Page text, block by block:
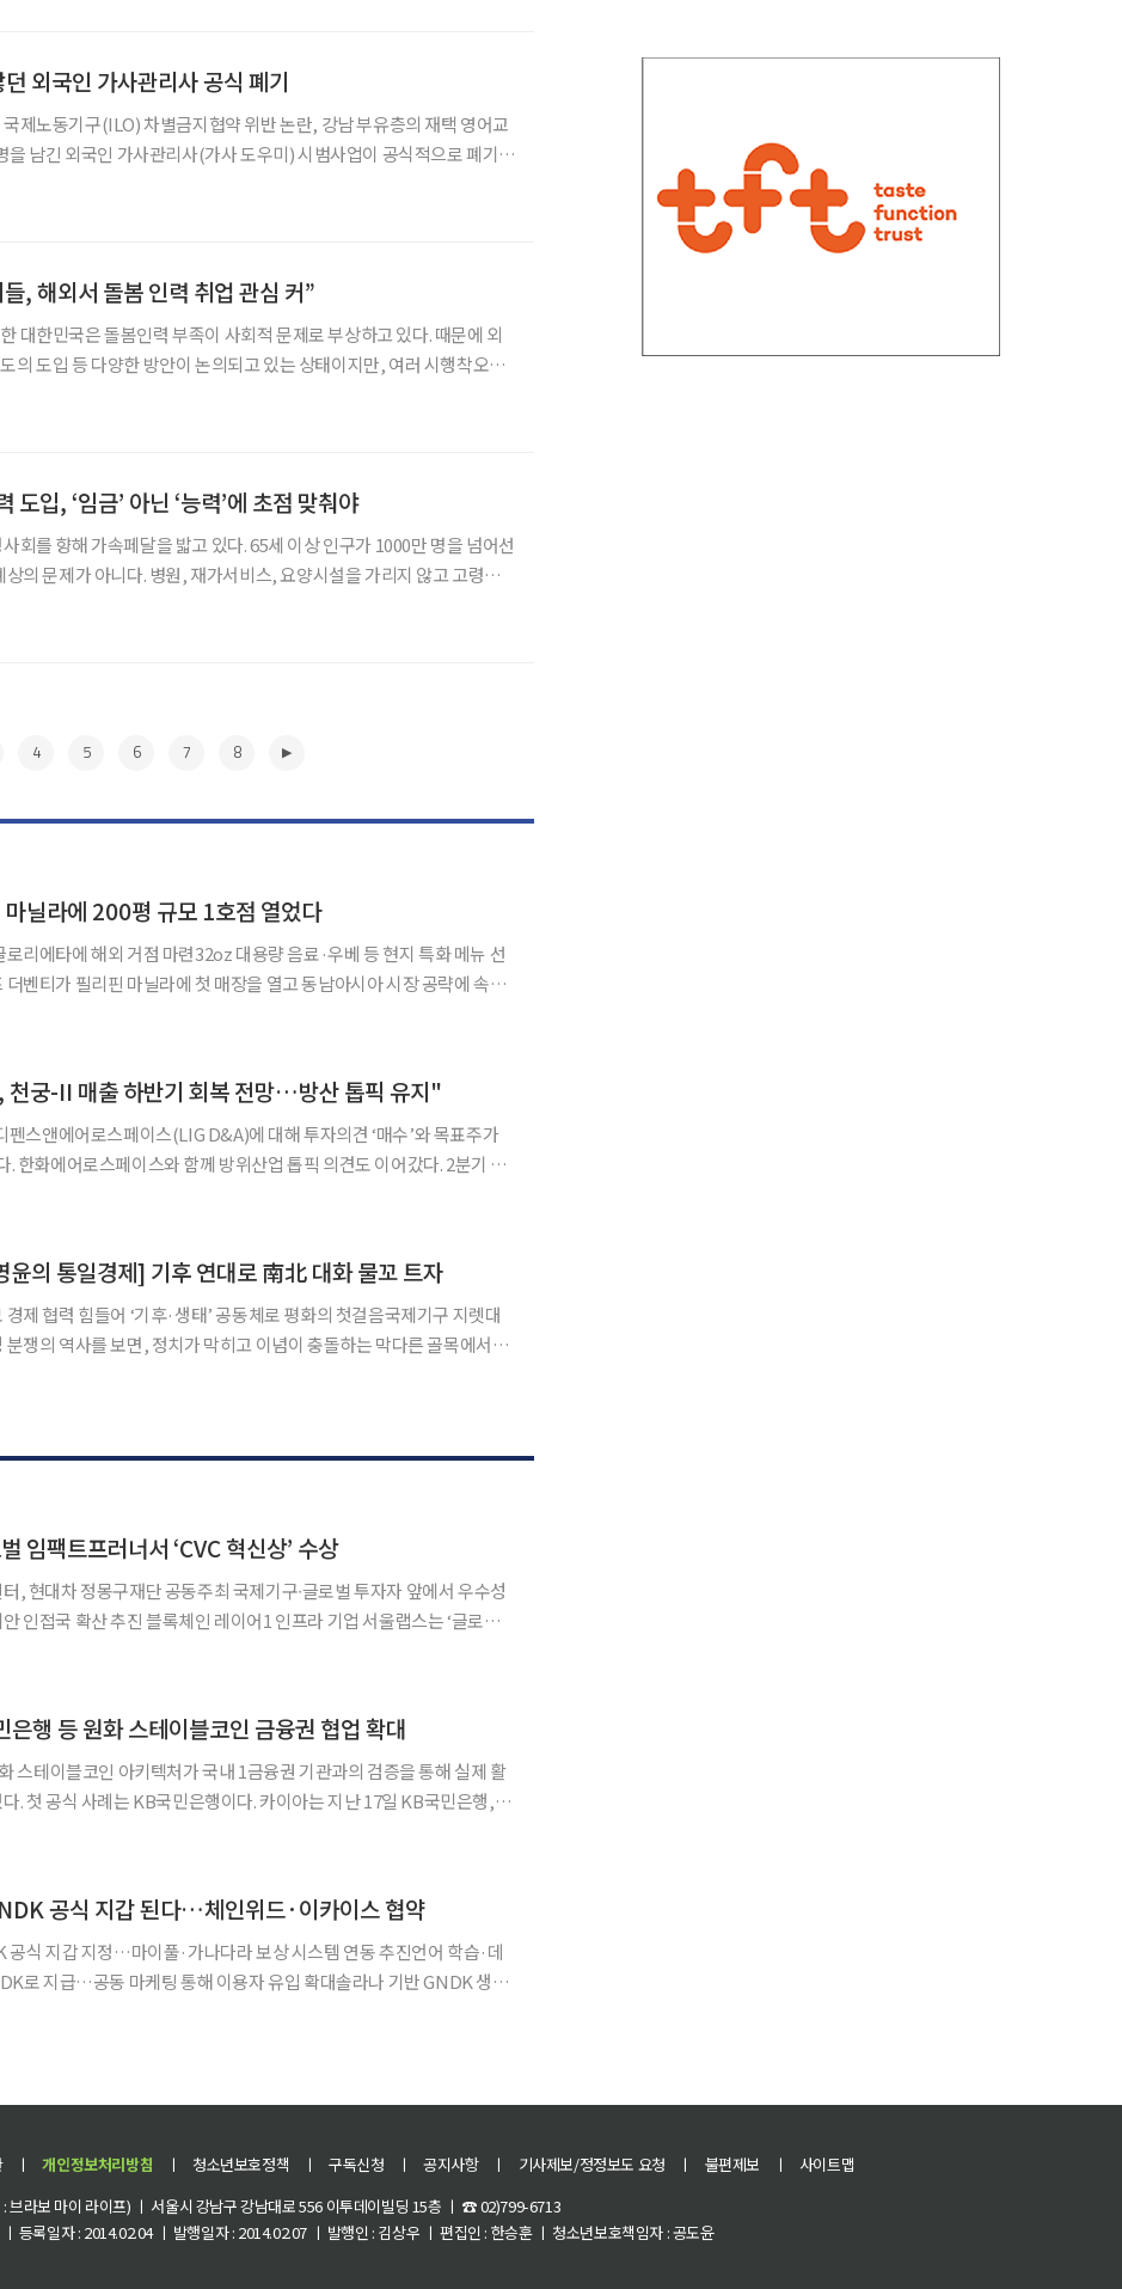
외국인 가사관리사 공식 폐기
제노동기구(ILO) 차별금지협약 위반 논란, 강남 부유층의 재택 영어교
을 남긴 외국인 가사관리사(가사 도우미) 시범사업이 공식적으로 폐기된
, 해외서 돌봄 인력 취업 관심 커”
대한민국은 돌봄인력 부족이 사회적 문제로 부상하고 있다. 때문에 외
의 도입 등 다양한 방안이 논의되고 있는 상태이지만, 여러 시행착오를
도입, ‘임금’ 아닌 ‘능력’에 초점 맞춰야
회를 향해 가속페달을 밟고 있다. 65세 이상 인구가 1000만 명을 넘어선
상의 문제가 아니다. 병원, 재가서비스, 요양시설을 가리지 않고 고령자
4 5 6 7 8
마닐라에 200평 규모 1호점 열었다
로리에타에 해외 거점 마련32oz 대용량 음료·우베 등 현지 특화 메뉴 선
궁-II 매출 하반기 회복 전망…방산 톱픽 유지"
펜스앤에어로스페이스(LIG D&A)에 대해 투자의견 ‘매수’와 목표주가
화에어로스페이스와 함께 방위산업 톱픽 의견도 이어갔다. 2분기 매
윤의 통일경제] 기후 연대로 南北 대화 물꼬 트자
제 협력 힘들어 ‘기후·생태’ 공동체로 평화의 첫걸음국제기구 지렛대
임팩트프러너서 ‘CVC 혁신상’ 수상
, 현대차 정몽구재단 공동주최 국제기구∙글로벌 투자자 앞에서 우수성
인 레이어1 인프라 기업 서울랩스는 ‘글로벌
행 등 원화 스테이블코인 금융권 협업 확대
스테이블코인 아키텍처가 국내 1금융권 기관과의 검증을 통해 실제 활
례는 KB국민은행이다. 카이아는 지난 17일 KB국민은행,
공식 지갑 된다…체인위드·이카이스 협약
공식 지갑 지정…마이풀·가나다라 보상 시스템 연동 추진언어 학습·데
로 지급…공동 마케팅 통해 이용자 유입 확대솔라나 기반 GNDK 생태
ㅣ 개인정보처리방침 ㅣ 청소년보호정책 ㅣ 구독신청 ㅣ 공지사항 ㅣ 기사제보/정정보도 요청 ㅣ 불편제보 ㅣ
사이트맵
브라보 마이 라이프) ㅣ 서울시 강남구 강남대로 556 이투데이빌딩 15층 ㅣ ☎ 02)799-6713
등록일자 : 2014.02.04 ㅣ 발행일자 : 2014.02.07 ㅣ 발행인 : 김상우 ㅣ 편집인 : 한승훈 ㅣ 청소년보호책임자 : 공도윤